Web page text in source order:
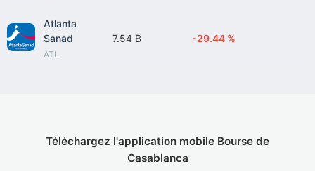
Atlanta
Sanad
ATL
7.54 B -29.44 %
Téléchargez l'application mobile Bourse de
Casablanca